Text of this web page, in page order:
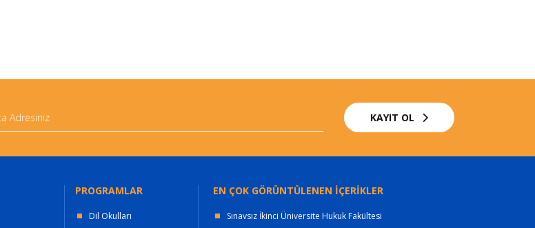
KAYIT OL
PROGRAMLAR
Dil Okulları
EN ÇOK GÖRÜNTÜLENEN İÇERİKLER
Sınavsız İkinci Üniversite Hukuk Fakültesi